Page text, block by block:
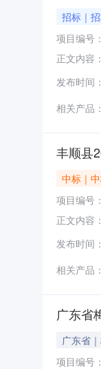
招标｜
项目编号：
正文内容：
发布时间：
相关产品：
丰顺县
中标｜
项目编号：
正文内容：
发布时间：
相关产品：
广东省
广东省
项目编号：